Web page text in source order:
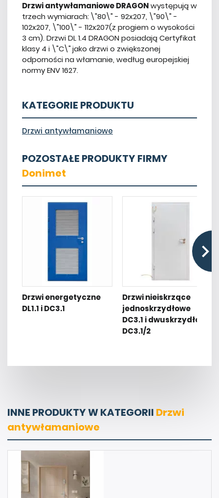
Drzwi antywłamaniowe DRAGONwystępują w
trzech wymiarach: \"80\" - 92x207, \"90\" -
102x207, \"100\" - 112x207(z progiem o wysokości
3 cm). Drzwi DL 1.4 DRAGON posiadają Certyfikat
klasy 4 i \"C\"jako drzwi o zwiększonej
odporności na włamanie, według europejskiej
normy ENV 1627.
KATEGORIE PRODUKTU
Drzwi antywłamaniowe
POZOSTAŁE PRODUKTY FIRMY
Donimet
Drzwi energetyczne
DL1.1 i DC3.1
Drzwi nieiskrzące
jednoskrzydłowe
DC3.1 i dwuskrzydłowe
DC3.1/2
INNE PRODUKTY W KATEGORII Drzwi
antywłamaniowe